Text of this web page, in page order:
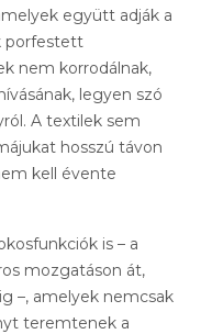
együtt adják a
porfestett
nem korrodálnak,
legyen szó
A textilek sem
hosszú távon
kell évente
is – a
mozgatáson át,
–, amelyek nemcsak
teremtenek a